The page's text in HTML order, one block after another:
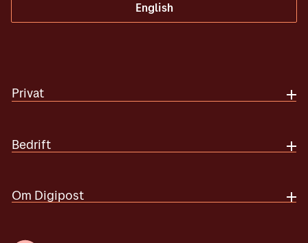
English
Privat
Bedrift
Om Digipost